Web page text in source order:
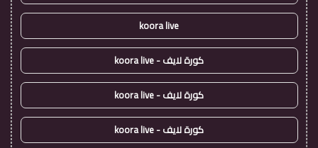
koora live
كورة لايف - koora live
كورة لايف - koora live
كورة لايف - koora live